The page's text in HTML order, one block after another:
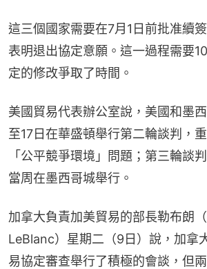
這三個國家需要在7月1日前批准續
表明退出協定意願。這一過程需要
定的修改爭取了時間。
美國貿易代表辦公室說，美國和墨
至17日在華盛頓舉行第二輪談判，
「公平競爭環境」問題；第三輪談
當周在墨西哥城舉行。
加拿大負責加美貿易的部長勒布朗
LeBlanc）星期二（9日）說，加拿
易協定審查舉行了積極的會談，但